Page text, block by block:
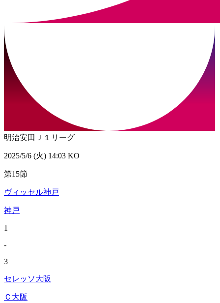
明治安田Ｊ１リーグ
2025/5/6 (火) 14:03 KO
第15節
ヴィッセル神戸
神戸
1
-
3
セレッソ大阪
Ｃ大阪